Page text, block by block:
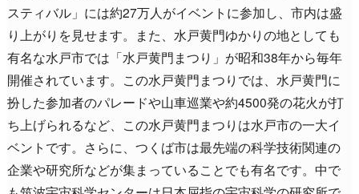
スティバル」には約27万人がイベントに参加し、市内は盛
り上がりを見せます。また、水戸黄門ゆかりの地としても
有名な水戸市では「水戸黄門まつり」が昭和38年から毎年
開催されています。この水戸黄門まつりでは、水戸黄門に
扮した参加者のパレードや山車巡業や約4500発の花火が打
ち上げられるなど、この水戸黄門まつりは水戸市の一大イ
ベントです。さらに、つくば市は最先端の科学技術関連の
企業や研究所などが集まっていることでも有名です。中で